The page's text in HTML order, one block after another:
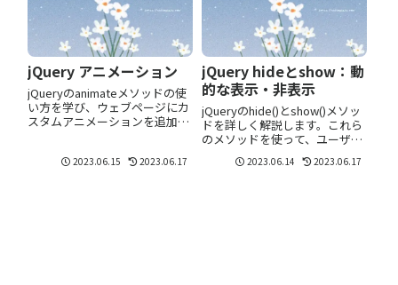
jQuery アニメーション
jQueryのanimateメソッドの使
い方を学び、ウェブページにカ
スタムアニメーションを追加し
説します。2023.06.15 2023.06.17
jQuery hideとshow：動
的な表示・非表示
jQueryのhide()とshow()メソッ
ドを詳しく解説します。これら
のメソッドを使って、ユーザー
要素を動的に表示・非表示する
2023.06.14 2023.06.17